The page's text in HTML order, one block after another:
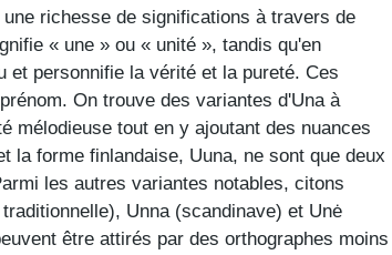
richesse de significations à travers de
« une » ou « unité », tandis qu'en
et personnifie la vérité et la pureté. Ces
On trouve des variantes d'Una à
mélodieuse tout en y ajoutant des nuances
la forme finlandaise, Uuna, ne sont que deux
les autres variantes notables, citons
Unna (scandinave) et Unė
être attirés par des orthographes moins